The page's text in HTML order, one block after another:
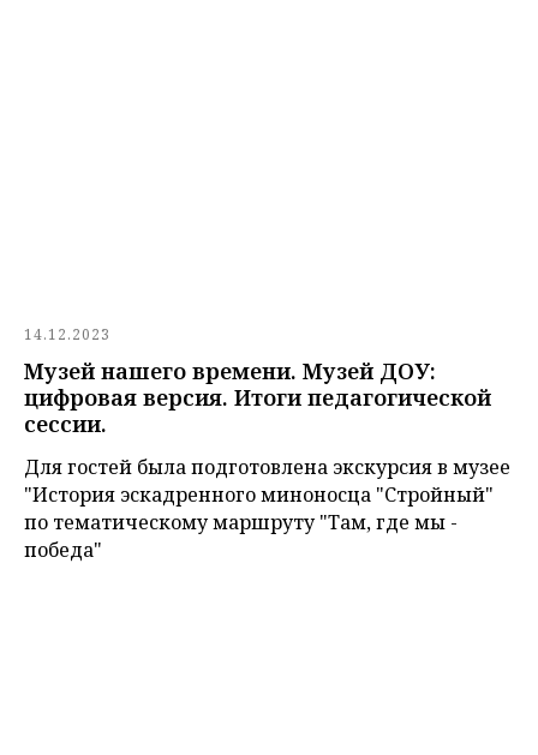
14.12.2023
Музей нашего времени. Музей ДОУ:
цифровая версия. Итоги педагогической
сессии.
Для гостей была подготовлена экскурсия в музее
"История эскадренного миноносца "Стройный"
по тематическому маршруту "Там, где мы -
победа"